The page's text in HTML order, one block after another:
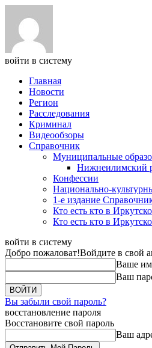
войти в систему
Главная
Новости
Регион
Расследования
Криминал
Видеообзоры
Справочник
Муниципальные
Нижнеилимский
Конфессии
Национально-
1-е издание
Кто есть кто в
Кто есть кто в
войти в систему
Добро пожаловат!Войдите в свой
Ваше
Ваш
Вы забыли свой пароль?
восстановление пароля
Восстановите свой пароль
Ваш